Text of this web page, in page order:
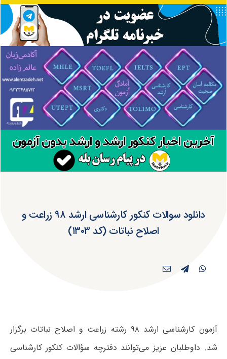
دانلود سوالات کنکور کارشناسی ارشد ۹۸ زراعت و
اصلاح نباتات (کد ۱۳۰۳)
آزمون کارشناسی ارشد ۹۸ رشته زراعت و اصلاح نباتات برگزار
شد. داوطلبان عزیز می‌توانند دفترچه سؤالات کنکور کارشناسی